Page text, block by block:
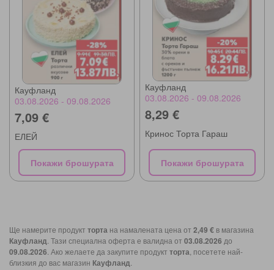
Кауфланд
03.08.2026 - 09.08.2026
7,09 €
ЕЛЕЙ
Покажи брошурата
Кауфланд
03.08.2026 - 09.08.2026
8,29 €
Кринос Торта Гараш
Покажи брошурата
Ще намерите продукт торта на намалената цена от 2,49 € в магазина
Кауфланд . Тази специална оферта е валидна от 03.08.2026 до
09.08.2026 . Ако желаете да закупите продукт торта , посетете най-
близкия до вас магазин Кауфланд